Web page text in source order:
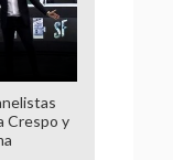
Crespo y